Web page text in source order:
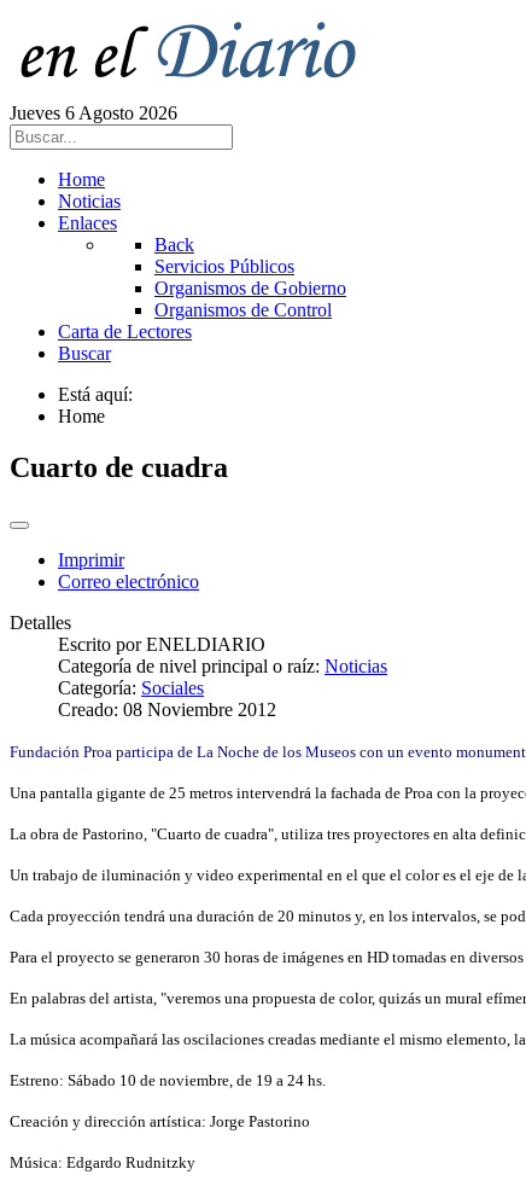
Jueves 6 Agosto 2026
Home
Noticias
Enlaces
Back
Servicios Públicos
Organismos de Gobierno
Organismos de Control
Carta de Lectores
Buscar
Está aquí:
Home
Cuarto de cuadra
Imprimir
Correo electrónico
Detalles
Escrito porENELDIARIO
Categoría de nivel principal o raíz: Noticias
Categoría: Sociales
Creado: 08 Noviembre 2012
Fundación Proa participa de La Noche de los Museos con un evento
Una pantalla gigante de 25 metros intervendrá la fachada de Proa con la
La obra de Pastorino, "Cuarto de cuadra", utiliza tres proyectores en alta
Un trabajo de iluminación y video experimental en el que el color es el eje de
Cada proyección tendrá una duración de 20 minutos y, en los intervalos, se
Para el proyecto se generaron 30 horas de imágenes en HD tomadas en
En palabras del artista, "veremos una propuesta de color, quizás un mural
La música acompañará las oscilaciones creadas mediante el mismo elemento,
Estreno: Sábado 10 de noviembre, de 19 a 24 hs.
Creación y dirección artística: Jorge Pastorino
Música: Edgardo Rudnitzky